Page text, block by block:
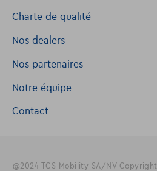
Charte de qualité
Nos dealers
Nos partenaires
Notre équipe
Contact
@2024 TCS Mobility SA/NV Copyright